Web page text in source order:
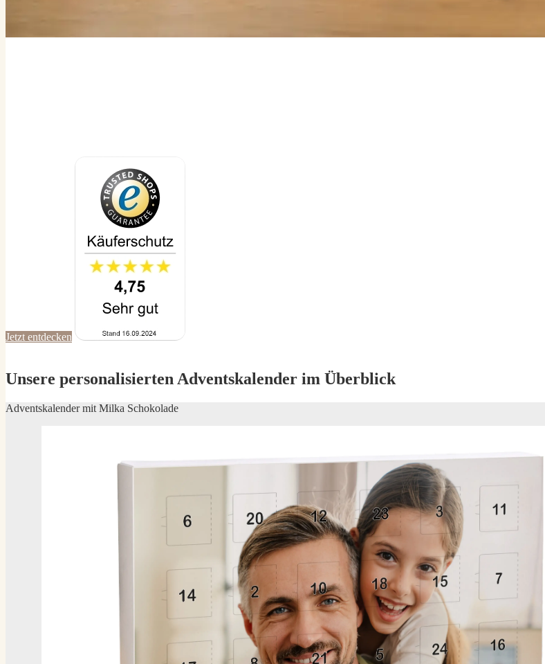
Jetzt entdecken
Unsere personalisierten Adventskalender im Überblick
Adventskalender mit Milka Schokolade